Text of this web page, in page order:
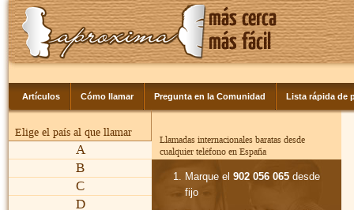
Artículos Cómo llamar Pregunta en la Comunidad Lista rápida de
Elige el país al que llamar
A
B
C
D
Llamadas internacionales baratas desde
cualquier teléfono en España
Marque el902 056 065 desde
fijo